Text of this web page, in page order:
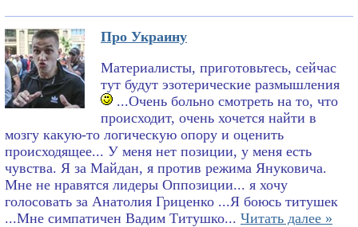
Про Украину
Материалисты, приготовьтесь, сейчас
тут будут эзотерические размышления
...Очень больно смотреть на то, что
происходит, очень хочется найти в
мозгу какую-то логическую опору и оценить
происходящее... У меня нет позиции, у меня есть
чувства. Я за Майдан, я против режима Януковича.
Мне не нравятся лидеры Оппозиции... я хочу
голосовать за Анатолия Гриценко ...Я боюсь титушек
...Мне симпатичен Вадим Титушко... Читать далее »